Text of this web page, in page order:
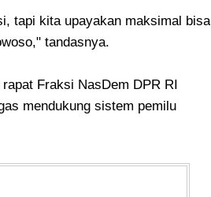
tapi kita upayakan maksimal bisa
tandasnya.
Fraksi NasDem DPR RI
mendukung sistem pemilu